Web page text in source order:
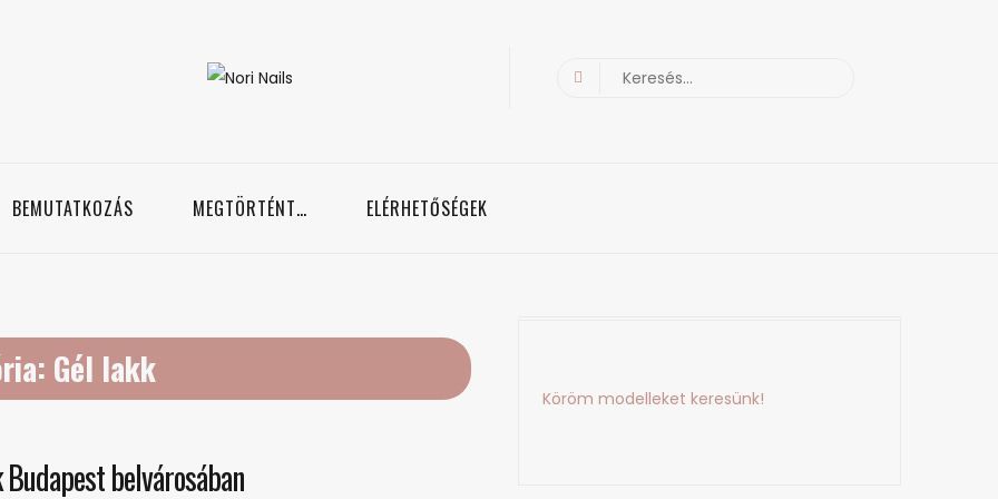
Search
BEMUTATKOZÁS MEGTÖRTÉNT… ELÉRHETŐSÉGEK
Gél lakk
belvárosában
Köröm modelleket keresünk!